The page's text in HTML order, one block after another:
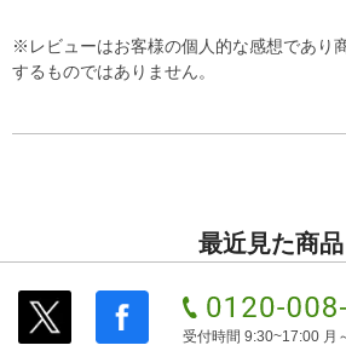
※レビューはお客様の個人的な感想であり
するものではありません。
最近見た商品
受付時間 9:30~17:00 月